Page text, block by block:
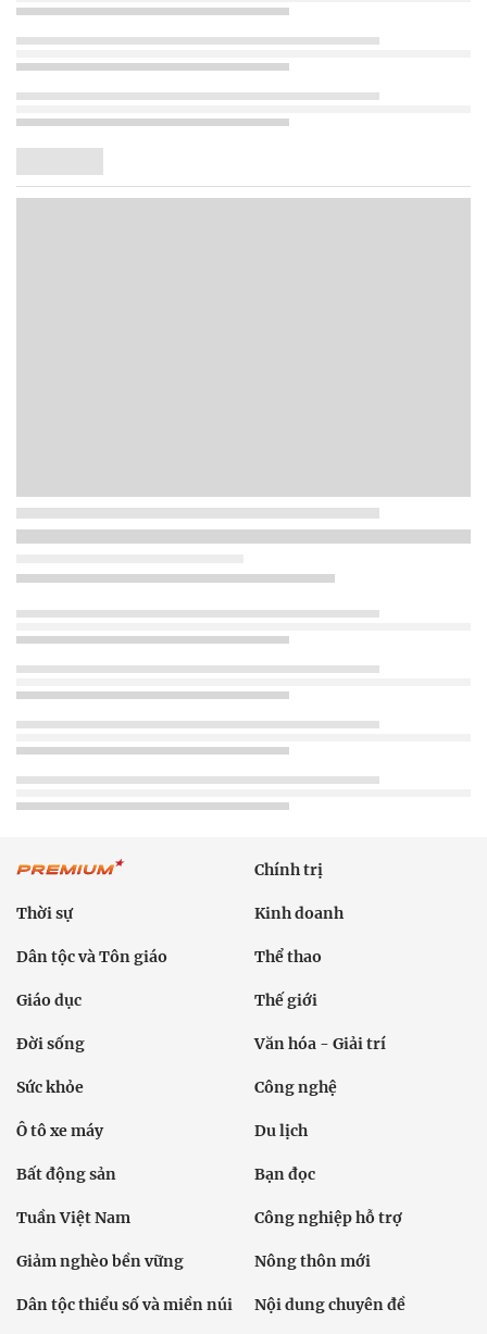
Chính trị
Thời sự Kinh doanh
Dân tộc và Tôn giáo Thể thao
Giáo dục Thế giới
Đời sống Văn hóa - Giải trí
Sức khỏe Công nghệ
Ô tô xe máy Du lịch
Bất động sản Bạn đọc
Tuần Việt Nam Công nghiệp hỗ trợ
Giảm nghèo bền vững Nông thôn mới
Dân tộc thiểu số và miền núi Nội dung chuyên đề